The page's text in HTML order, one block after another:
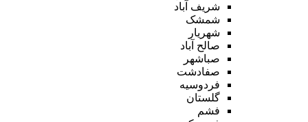
شریف آباد
شمشک
شهریار
صالح آباد
صباشهر
صفادشت
فردوسیه
گلستان
فشم